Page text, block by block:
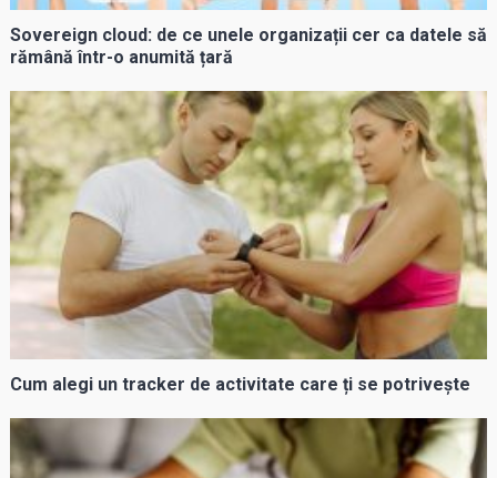
Sovereign cloud: de ce unele organizații cer ca datele să
rămână într-o anumită țară
Cum alegi un tracker de activitate care ți se potrivește